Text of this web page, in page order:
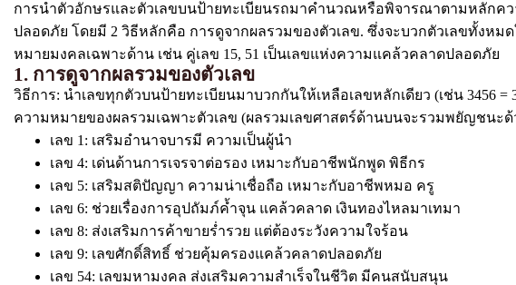
การนำตัวอักษรและตัวเลขบนป้ายทะเบียนรถมาคำนวณหรือพิจารณาตามหลักคว
ปลอดภัย โดยมี 2 วิธีหลักคือ การดูจากผลรวมของตัวเลข. ซึ่งจะบวกตัวเลขทั้งหม
หมายมงคลเฉพาะด้าน เช่น คู่เลข 15, 51 เป็นเลขแห่งความแคล้วคลาดปลอดภัย
1. การดูจากผลรวมของตัวเลข
วิธีการ: นำเลขทุกตัวบนป้ายทะเบียนมาบวกกันให้เหลือเลขหลักเดียว (เช่น 3456 =
ความหมายของผลรวมเฉพาะตัวเลข (ผลรวมเลขศาสตร์ด้านบนจะรวมพยัญชนะด้
เลข 1: เสริมอำนาจบารมี ความเป็นผู้นำ
เลข 4: เด่นด้านการเจรจาต่อรอง เหมาะกับอาชีพนักพูด พิธีกร
เลข 5: เสริมสติปัญญา ความน่าเชื่อถือ เหมาะกับอาชีพหมอ ครู
เลข 6: ช่วยเรื่องการอุปถัมภ์ค้ำจุน แคล้วคลาด เงินทองไหลมาเทมา
เลข 8: ส่งเสริมการค้าขายร่ำรวย แต่ต้องระวังความใจร้อน
เลข 9: เลขศักดิ์สิทธิ์ ช่วยคุ้มครองแคล้วคลาดปลอดภัย
เลข 54: เลขมหามงคล ส่งเสริมความสำเร็จในชีวิต มีคนสนับสนุน